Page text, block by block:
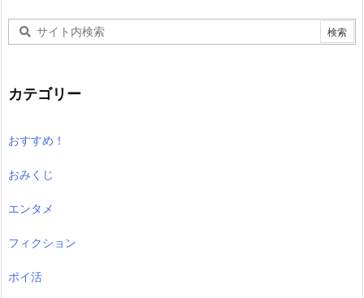
カテゴリー
おすすめ！
おみくじ
エンタメ
フィクション
ポイ活